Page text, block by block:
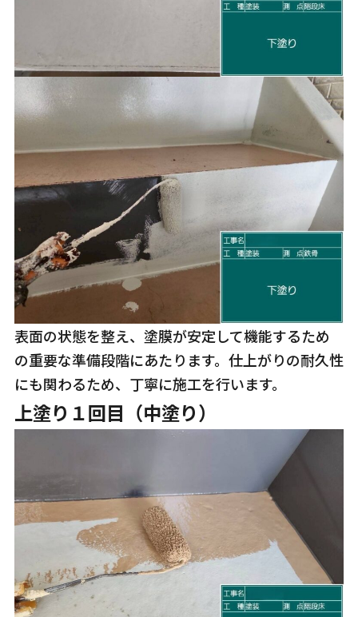
表面の状態を整え、塗膜が安定して機能するため
の重要な準備段階にあたります。仕上がりの耐久性
にも関わるため、丁寧に施工を行います。
上塗り１回目（中塗り）